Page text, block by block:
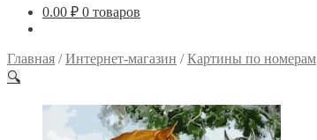
0.00 ₽ 0 товаров
Главная /Интернет-магазин /Картины по номерам
🔍